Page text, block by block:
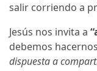
salir corriendo a
Jesús nos invita a
debemos
dispuesta a